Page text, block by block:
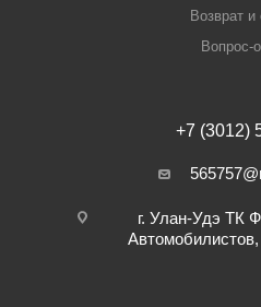
Возврат и
Вопрос-
+7 (3012)
г. Улан-Удэ ​ТК